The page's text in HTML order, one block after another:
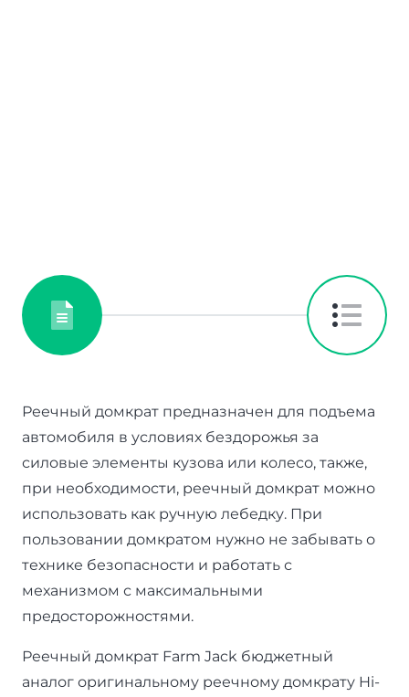
Реечный домкрат предназначен для подъема
автомобиля в условиях бездорожья за
силовые элементы кузова или колесо, также,
при необходимости, реечный домкрат можно
использовать как ручную лебедку. При
пользовании домкратом нужно не забывать о
технике безопасности и работать с
механизмом с максимальными
предосторожностями.
Реечный домкрат Farm Jack бюджетный
аналог оригинальному реечному домкрату Hi-